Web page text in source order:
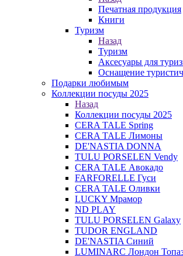
Печатная продукция
Книги
Туризм
Назад
Туризм
Аксесуары для
Оснащение
Подарки любимым
Коллекции посуды 2025
Назад
Коллекции посуды 2025
CERA TALE Spring
CERA TALE Лимоны
DE'NASTIA DONNA
TULU PORSELEN Vendy
CERA TALE Авокадо
FARFORELLE Гуси
CERA TALE Оливки
LUCKY Мрамор
ND PLAY
TULU PORSELEN Galaxy
TUDOR ENGLAND
DE'NASTIA Синий
LUMINARC Лондон